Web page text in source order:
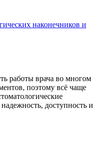
наконечников и
работы врача во многом
поэтому всё чаще
доступность и